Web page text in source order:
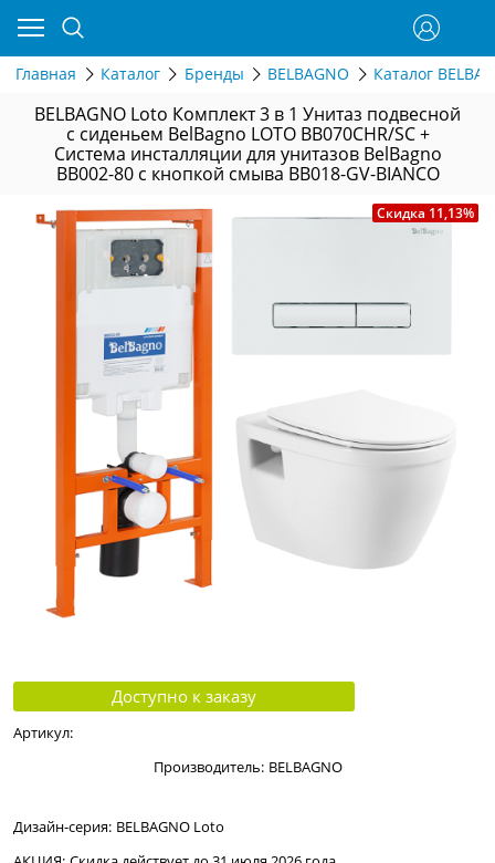
Главная Каталог Бренды BELBAGNO Каталог
BELBAGNO Loto Комплект 3 в 1 Унитаз подвесной
с сиденьем BelBagno LOTO BB070CHR/SC +
Система инсталляции для унитазов BelBagno
BB002-80 с кнопкой смыва BB018-GV-BIANCO
Скидка 11,13%
Доступно к заказу
Артикул:
Производитель: BELBAGNO
Дизайн-серия: BELBAGNO Loto